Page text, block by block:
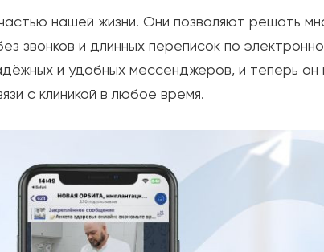
нашей жизни. Они позволяют решать
звонков и длинных переписок по
и удобных мессенджеров, и теперь он
с клиникой в любое время.